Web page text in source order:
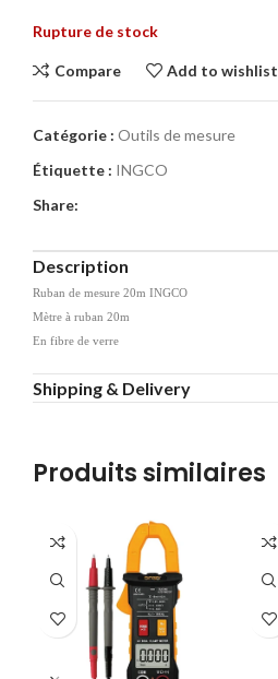
Rupture de stock
Compare Add to wishlist
Catégorie : Outils de mesure
Étiquette : INGCO
Share:
Description
Ruban de mesure 20m INGCO
Mètre à ruban 20m
En fibre de verre
Shipping & Delivery
Produits similaires